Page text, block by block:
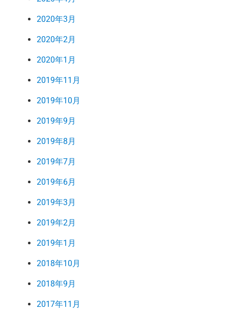
2020年3月
2020年2月
2020年1月
2019年11月
2019年10月
2019年9月
2019年8月
2019年7月
2019年6月
2019年3月
2019年2月
2019年1月
2018年10月
2018年9月
2017年11月